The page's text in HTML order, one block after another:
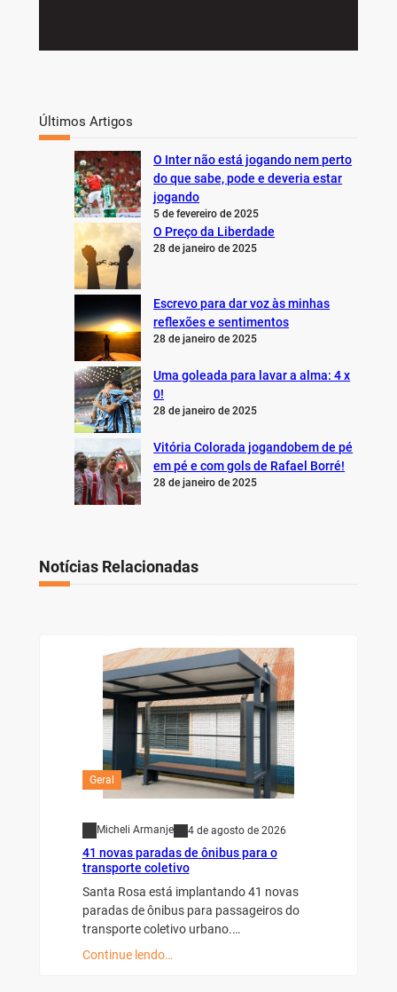
Últimos Artigos
O Inter não está jogando nem perto
do que sabe, pode e deveria estar
jogando
5 de fevereiro de 2025
O Preço da Liberdade
28 de janeiro de 2025
Escrevo para dar voz às minhas
reflexões e sentimentos
28 de janeiro de 2025
Uma goleada para lavar a alma: 4 x
0!
28 de janeiro de 2025
Vitória Colorada jogandobem de pé
em pé e com gols de Rafael Borré!
28 de janeiro de 2025
Notícias Relacionadas
Geral
Micheli Armanje 4 de agosto de 2026
41 novas paradas de ônibus para o
transporte coletivo
Santa Rosa está implantando 41 novas
paradas de ônibus para passageiros do
transporte coletivo urbano.…
Continue lendo…